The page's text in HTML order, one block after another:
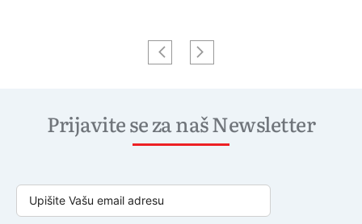
Prijavite se za naš Newsletter